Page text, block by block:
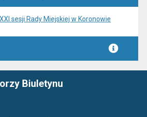
sesji Rady Miejskiej w Koronowie
Biuletynu